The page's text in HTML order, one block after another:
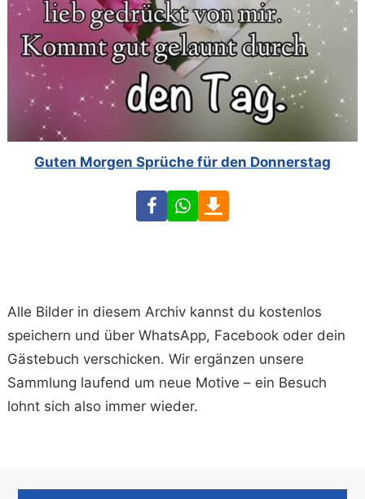
Guten Morgen Sprüche für den Donnerstag
FacebookWhatsApp
Alle Bilder in diesem Archiv kannst du kostenlos
speichern und über WhatsApp, Facebook oder dein
Gästebuch verschicken. Wir ergänzen unsere
Sammlung laufend um neue Motive – ein Besuch
lohnt sich also immer wieder.